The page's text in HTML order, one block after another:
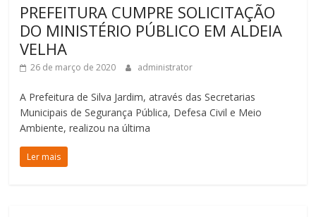
PREFEITURA CUMPRE SOLICITAÇÃO
DO MINISTÉRIO PÚBLICO EM ALDEIA
VELHA
26 de março de 2020 administrator
A Prefeitura de Silva Jardim, através das Secretarias
Municipais de Segurança Pública, Defesa Civil e Meio
Ambiente, realizou na última
Ler mais